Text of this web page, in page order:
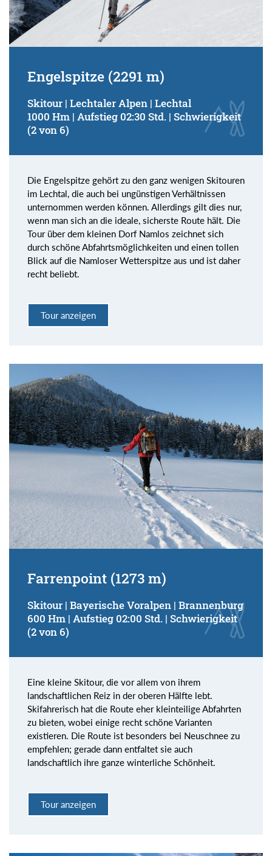
Engelspitze (2291 m)
Skitour | Lechtaler Alpen | Lechtal
1000 Hm | Aufstieg 02:30 Std. | Schwierigkeit
(2 von 6)
Die Engelspitze gehört zu den ganz wenigen Skitouren
im Lechtal, die auch bei ungünstigen Verhältnissen
unternommen werden können. Allerdings gilt dies nur,
wenn man sich an die ideale, sicherste Route hält. Die
Tour über dem kleinen Dorf Namlos zeichnet sich
durch schöne Abfahrtsmöglichkeiten und einen tollen
Blick auf die Namloser Wetterspitze aus und ist daher
recht beliebt.
Tour anzeigen
Farrenpoint (1273 m)
Skitour | Bayerische Voralpen | Brannenburg
600 Hm | Aufstieg 02:00 Std. | Schwierigkeit
(2 von 6)
Eine kleine Skitour, die vor allem von ihrem
landschaftlichen Reiz in der oberen Hälfte lebt.
Skifahrerisch hat die Route eher kleinteilige Abfahrten
zu bieten, wobei einige recht schöne Varianten
existieren. Die Route ist besonders bei Neuschnee zu
empfehlen; gerade dann entfaltet sie auch
landschaftlich ihre ganze winterliche Schönheit.
Tour anzeigen